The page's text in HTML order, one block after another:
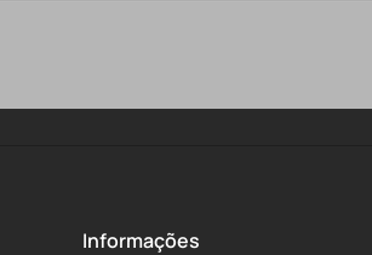
Informações